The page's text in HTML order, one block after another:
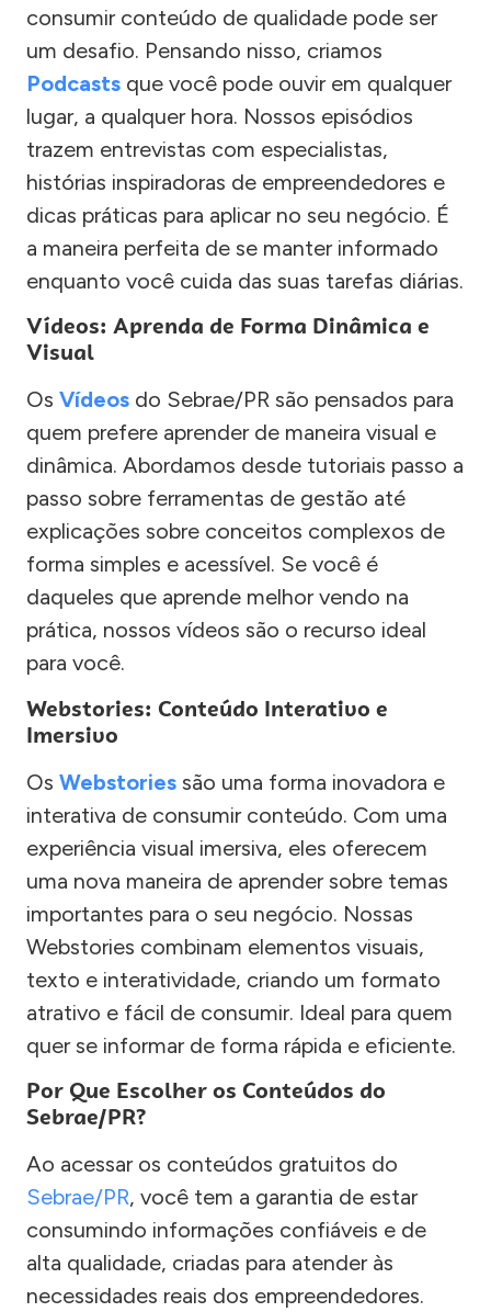
consumir conteúdo de qualidade pode ser
um desafio. Pensando nisso, criamos
Podcasts que você pode ouvir em qualquer
lugar, a qualquer hora. Nossos episódios
trazem entrevistas com especialistas,
histórias inspiradoras de empreendedores e
dicas práticas para aplicar no seu negócio. É
a maneira perfeita de se manter informado
enquanto você cuida das suas tarefas diárias.
Vídeos: Aprenda de Forma Dinâmica e
Visual
Os Vídeos do Sebrae/PR são pensados para
quem prefere aprender de maneira visual e
dinâmica. Abordamos desde tutoriais passo a
passo sobre ferramentas de gestão até
explicações sobre conceitos complexos de
forma simples e acessível. Se você é
daqueles que aprende melhor vendo na
prática, nossos vídeos são o recurso ideal
para você.
Webstories: Conteúdo Interativo e
Imersivo
Os Webstories são uma forma inovadora e
interativa de consumir conteúdo. Com uma
experiência visual imersiva, eles oferecem
uma nova maneira de aprender sobre temas
importantes para o seu negócio. Nossas
Webstories combinam elementos visuais,
texto e interatividade, criando um formato
atrativo e fácil de consumir. Ideal para quem
quer se informar de forma rápida e eficiente.
Por Que Escolher os Conteúdos do
Sebrae/PR?
Ao acessar os conteúdos gratuitos do
Sebrae/PR, você tem a garantia de estar
consumindo informações confiáveis e de
alta qualidade, criadas para atender às
necessidades reais dos empreendedores.